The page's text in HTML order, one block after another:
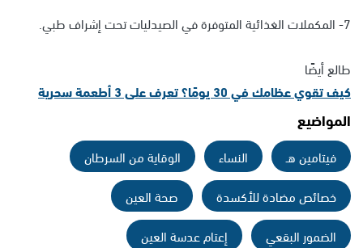
7- المكملات الغذائية المتوفرة في الصيدليات تحت إشراف طبي.
طالع أيضًا
كيف تقوي عظامك في 30 يومًا؟ تعرف على 3 أطعمة سحرية
المواضيع
فيتامين هـ النساء
الوقاية من السرطان
خصائص مضادة للأكسدة
صحة العين
الضمور البقعي
إعتام عدسة العين